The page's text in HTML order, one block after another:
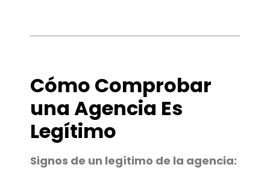
Cómo Comprobar
una Agencia Es
Legítimo
Signos de un legítimo de la agencia: